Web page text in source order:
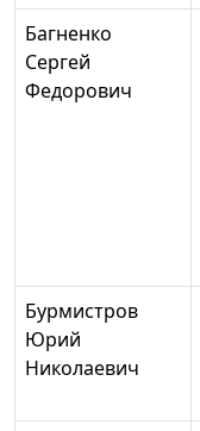
Багненко
Сергей
Федорович
Бурмистров
Юрий
Николаевич